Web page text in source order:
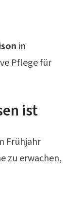
in
Pflege für
ist
Frühjahr
zu erwachen,